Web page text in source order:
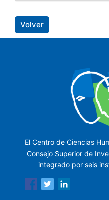
Volver
El Centro de Ciencias
Consejo Superior de
integrado por seis